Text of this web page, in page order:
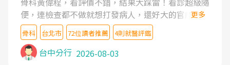
治療真的很厲害,第一次乾針就覺得整個肩頸鬆開,回
家特別好睡,經過幾次治療,長年頑疾已經好了大半,杜
主任除了打針超厲害,還會一直交代要改善姿勢跟好
好做運動,看診態度親切溫暖,真的是不可多得的良醫,
大力推荐!
便，連檢查都不做就想打發病人，還好大的官威 ...
想詢問病情還被陰陽怪氣嘲諷一番。可能好評帶來的
大頭症，變得自負不尊重病人。醫術也不行，畢竟連
檢查都懶得做，治療會有用才怪。大家避雷吧！
更多
骨科 台北市 72位讀者推薦 4則就醫評鑑
台中分行 2026-08-03